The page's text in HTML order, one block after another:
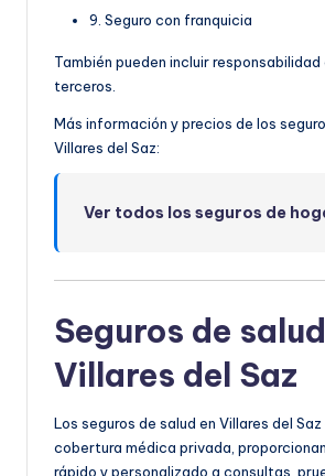
9. Seguro con franquicia
También pueden incluir
terceros.
Más información y precios de los
Villares del Saz:
Ver todos los seguros de
Seguros de
Villares del Saz
Los seguros de salud en Villares del
cobertura médica privada,
rápido y personalizado a consultas,